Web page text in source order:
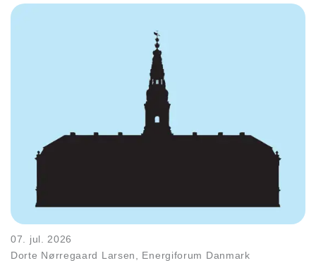
07. jul. 2026
Dorte Nørregaard Larsen, Energiforum Danmark